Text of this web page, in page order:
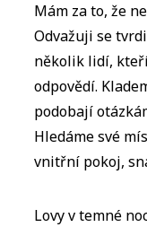
Mám za to, že
Odvažuji se
několik lidí,
odpovědí.
podobají
Hledáme své
vnitřní pokoj,
Lovy v temné